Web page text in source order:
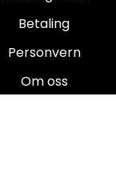
Betaling
Personvern
Om oss